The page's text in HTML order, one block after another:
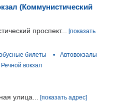
(Коммунистический
проспект...
[показать
билеты •
Автовокзалы
Речной вокзал
улица...
[показать адрес]